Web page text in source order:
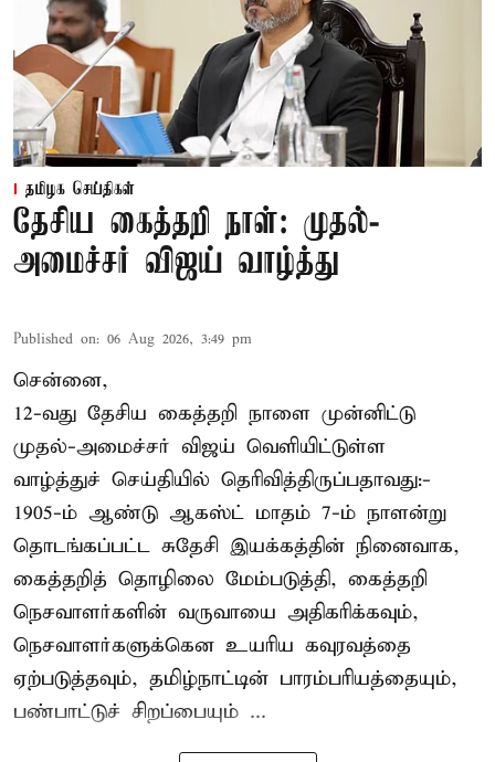
தமிழக செய்திகள்
தேசிய கைத்தறி நாள்: முதல்-
அமைச்சர் விஜய் வாழ்த்து
Published on: 06 Aug 2026, 3:49 pm
சென்னை,
12-வது தேசிய கைத்தறி நாளை முன்னிட்டு
முதல்-அமைச்சர் விஜய் வெளியிட்டுள்ள
வாழ்த்துச் செய்தியில் தெரிவித்திருப்பதாவது:-
1905-ம் ஆண்டு ஆகஸ்ட் மாதம் 7-ம் நாளன்று
தொடங்கப்பட்ட சுதேசி இயக்கத்தின் நினைவாக,
கைத்தறித் தொழிலை மேம்படுத்தி, கைத்தறி
நெசவாளர்களின் வருவாயை அதிகரிக்கவும்,
நெசவாளர்களுக்கென உயரிய கவுரவத்தை
ஏற்படுத்தவும், தமிழ்நாட்டின் பாரம்பரியத்தையும்,
பண்பாட்டுச் சிறப்பையும் ...